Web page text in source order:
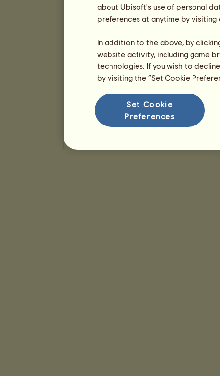
about Ubisoft's use of personal
preferences at anytime by
In addition to the above, by
website activity, including game
technologies. If you wish to
by visiting the “Set Cookie
Set Cookie
Preferences